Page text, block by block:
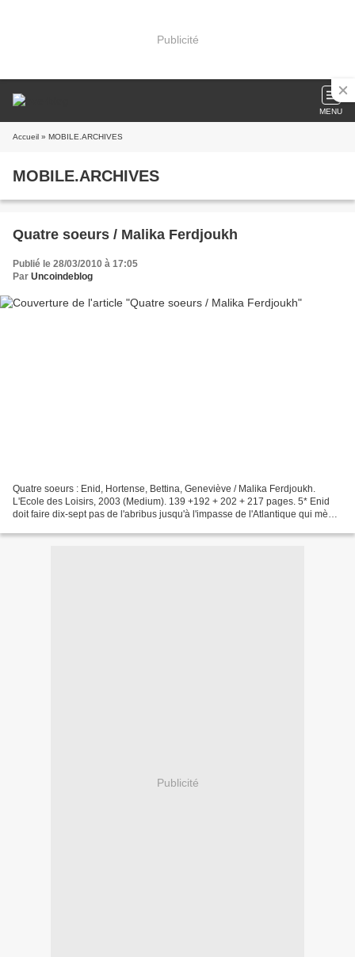
Publicité
MENU
Accueil » MOBILE.ARCHIVES
MOBILE.ARCHIVES
Quatre soeurs / Malika Ferdjoukh
Publié le 28/03/2010 à 17:05
Par Uncoindeblog
Quatre soeurs : Enid, Hortense, Bettina, Geneviève / Malika Ferdjoukh.
L'Ecole des Loisirs, 2003 (Medium). 139 +192 + 202 + 217 pages. 5* Enid
doit faire dix-sept pas de l'abribus jusqu'à l'impasse de l'Atlantique qui mène
Publicité